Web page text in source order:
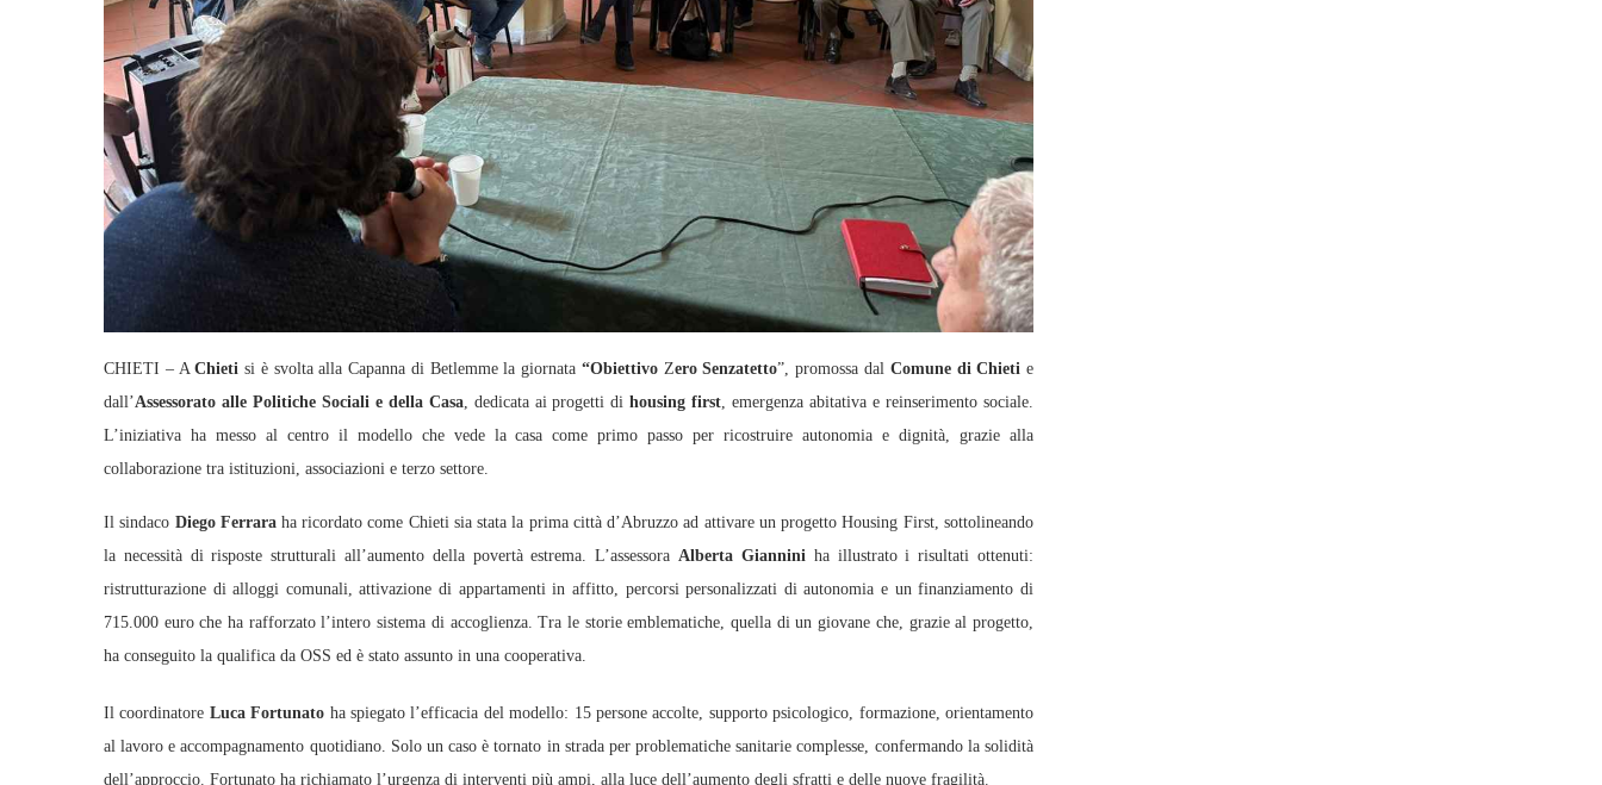
CHIETI – AChieti si è svolta alla Capanna di Betlemme la giornata “ObiettivoZero Senzatetto”, promossa dal Comune di Chieti e
dall’Assessorato alle Politiche Sociali e della Casa, dedicata ai progetti dihousing first , emergenza abitativa e reinserimento sociale.
L’iniziativa ha messo al centro il modello che vede la casa come primo passo per ricostruire autonomia e dignità, grazie alla
collaborazione tra istituzioni, associazioni e terzo settore.
Il sindaco Diego Ferraraha ricordato come Chieti sia stata la prima città d’Abruzzo ad attivare un progetto Housing First, sottolineando
la necessità di risposte strutturali all’aumento della povertà estrema. L’assessora Alberta Giannini ha illustrato i risultati ottenuti:
ristrutturazione di alloggi comunali, attivazione di appartamenti in affitto, percorsi personalizzati di autonomia e un finanziamento di
715.000 euro che ha rafforzato l’intero sistema di accoglienza. Tra le storie emblematiche, quella di un giovane che, grazie al progetto,
ha conseguito la qualifica da OSS ed è stato assunto in una cooperativa.
Il coordinatore Luca Fortunato ha spiegato l’efficacia del modello: 15 persone accolte, supporto psicologico, formazione, orientamento
al lavoro e accompagnamento quotidiano. Solo un caso è tornato in strada per problematiche sanitarie complesse, confermando la solidità
dell’approccio. Fortunato ha richiamato l’urgenza di interventi più ampi, alla luce dell’aumento degli sfratti e delle nuove fragilità.